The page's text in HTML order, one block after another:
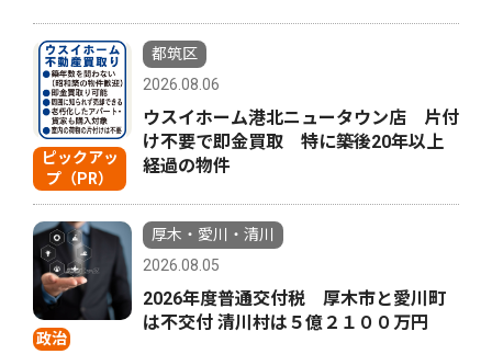
ピックアッ
プ（PR）
都筑区
2026.08.06
ウスイホーム港北ニュータウン店 片付
け不要で即金買取 特に築後20年以上
経過の物件
政治
厚木・愛川・清川
2026.08.05
2026年度普通交付税 厚木市と愛川町
は不交付 清川村は５億２１００万円